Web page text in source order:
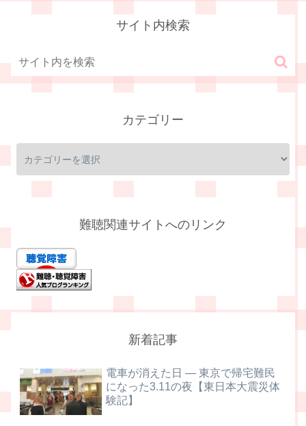
サイト内検索
カテゴリー
難聴関連サイトへのリンク
新着記事
電車が消えた日 ― 東京で帰宅難民
になった3.11の夜【東日本大震災体
験記】